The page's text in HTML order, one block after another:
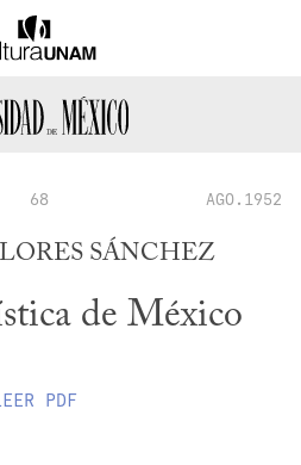
68 AGO.1952
SÁNCHEZ
de México
PDF